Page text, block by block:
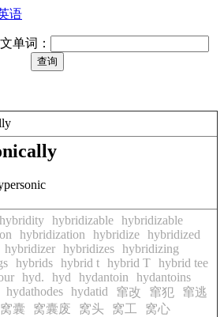
语
单词：
hybridity hybridizable hybridizable
hybridization hybridize hybridized
hybridizer hybridizes hybridizing
hybrids hybrid t hybrid T hybrid tee
hyd. hyd hydantoin
hydantoins
hydathodes hydatid 窜改 窜犯
窜逃
窝囊 窝囊废 窝头 窝工
窝心